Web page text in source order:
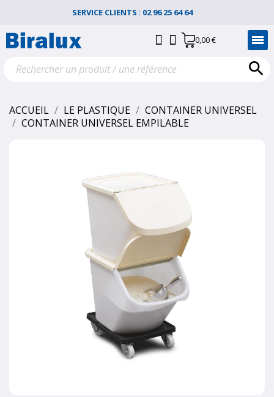
SERVICE CLIENTS : 02 96 25 64 64
0,00 €

ACCUEIL LE PLASTIQUE
CONTAINER UNIVERSEL
CONTAINER UNIVERSEL EMPILABLE